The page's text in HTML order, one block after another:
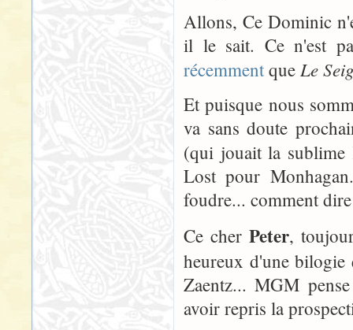
Allons, Ce Dominic
il le sait. Ce n'est
récemmentque Le
Et puisque nous
va sans doute
(qui jouait la
Lost pour
foudre... comment
Ce cher Peter,
heureux d'une bilogie
Zaentz... MGM
avoir repris la